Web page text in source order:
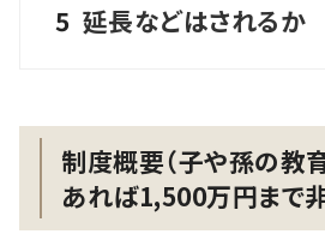
5 延長などはされるか
制度概要（子や孫の教
あれば1,500万円まで